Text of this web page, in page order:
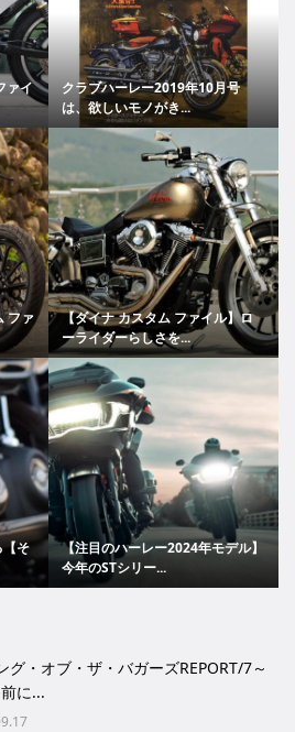
ァイ
クラブハーレー2019年10月号
は、欲しいモノがき...
ファ
【ダイナ カスタム ファイル】ロ
ーライダーらしさを...
【そ
【注目のハーレー2024年モデル】
今年のSTシリー...
グ・オブ・ザ・バガーズREPORT/7～
に...